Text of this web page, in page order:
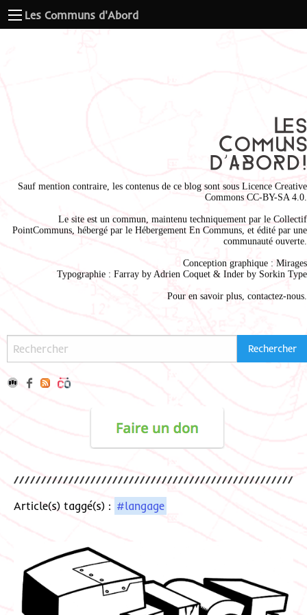
Les Communs d'Abord
Sauf mention contraire, les contenus de ce blog sont sous Licence Creative
Commons CC-BY-SA 4.0
Le site est un commun, maintenu techniquement par le Collectif
PointCommuns , hébergé par le Hébergement En Communs , et édité par une
communauté ouverte.
Conception graphique : Mirages
Typographie : Farray by Adrien Coquet & Inder by Sorkin Type
Pour en savoir plus, contactez-nous
Article(s) taggé(s) : #langage